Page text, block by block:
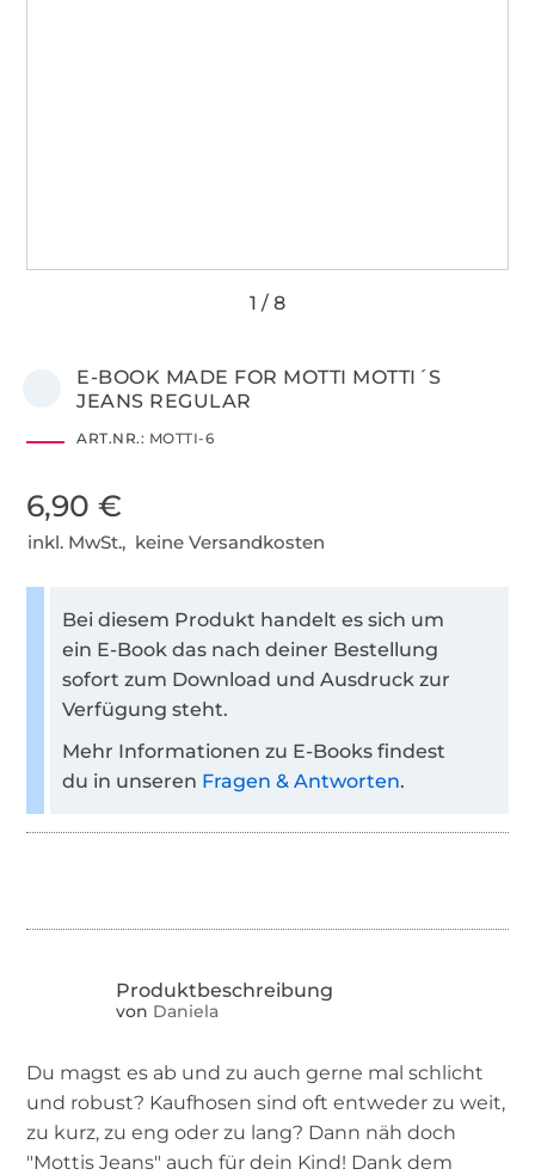
E-BOOK MADE FOR MOTTI MOTTI´S
JEANS REGULAR
ART.NR.: MOTTI-6
6,90 €
inkl. MwSt., keine Versandkosten
Bei diesem Produkt handelt es sich um
ein E-Book das nach deiner Bestellung
sofort zum Download und Ausdruck zur
Verfügung steht.
Mehr Informationen zu E-Books findest
du in unseren Fragen & Antworten.
von Daniela
Du magst es ab und zu auch gerne mal schlicht
und robust? Kaufhosen sind oft entweder zu weit,
zu kurz, zu eng oder zu lang? Dann näh doch
"Mottis Jeans" auch für dein Kind! Dank dem